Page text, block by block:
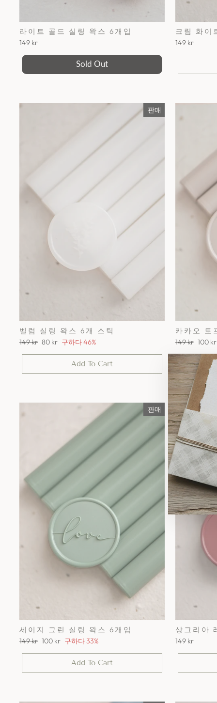
라이트 골드 실링 왁스 6개입
149 kr
Sold Out
크림 화이
149 kr
판매
벨럼 실링 왁스 6개 스틱
정
149 kr 세
80 kr 구하다 46%
Add To Cart
카카오 토
정
149 kr 세
가
격
100 kr
판매
세이지 그린 실링 왁스 6개입
정
149 kr 세
100 kr 구하다 33%
Add To Cart
상그리아
149 kr